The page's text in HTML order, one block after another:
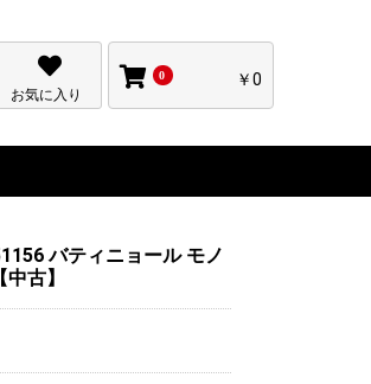
お気に入り
0 ￥0
バティニョール モノ
古】